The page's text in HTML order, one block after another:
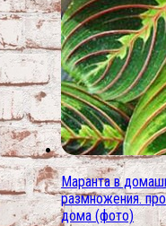
Маранта в
размножения.
дома (фото)